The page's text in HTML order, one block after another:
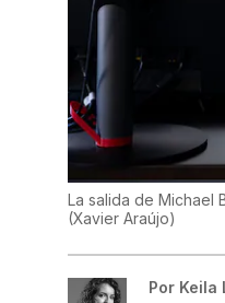
La salida de Michael
(Xavier Araújo)
Por Keila